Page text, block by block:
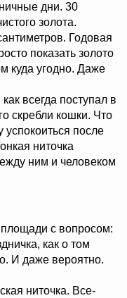
дни. 30
золота.
Годовая
показать золото
куда угодно. Даже
всегда поступал в
скребли кошки. Что
после
ниточка
ним и человеком
с вопросом:
как о том
И даже вероятно.
ниточка. Все-